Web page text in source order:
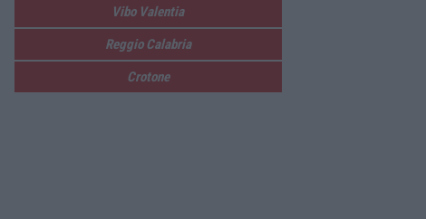
Vibo Valentia
Reggio Calabria
Crotone